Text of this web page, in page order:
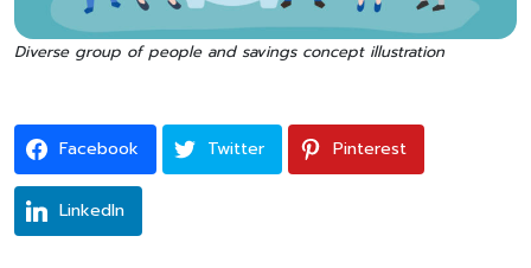
Diverse group of people and savings concept illustration
Facebook Twitter Pinterest
LinkedIn